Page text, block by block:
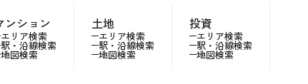
ンション
エリア検索
駅・沿線検索
地図検索
土地
エリア検索
駅・沿線検索
地図検索
投資
エリア検索
駅・沿線検索
地図検索